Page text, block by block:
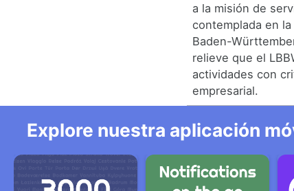
a la misión de
contemplada en
Baden-
relieve que el
actividades con
empresarial.
Explore nuestra aplicación